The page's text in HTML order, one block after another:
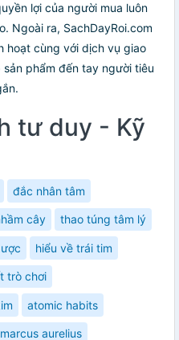
lợi của người mua luôn
Ngoài ra, SachDayRoi.com
hoạt cùng với dịch vụ giao
phẩm đến tay người tiêu
tư duy - Kỹ
đắc nhân tâm
cây thao túng tâm lý
hiểu về trái tim
trò chơi
atomic habits
aurelius